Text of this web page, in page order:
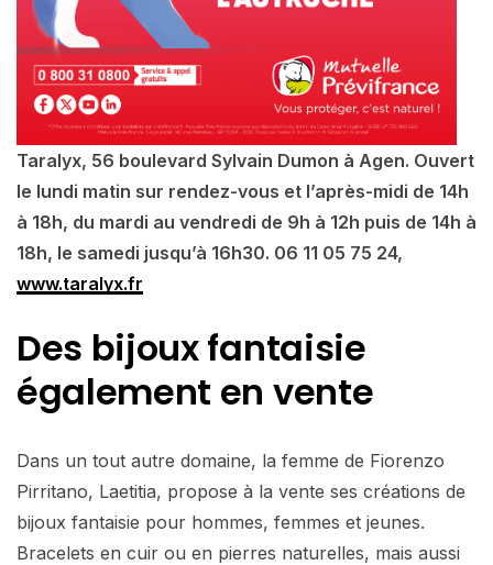
Taralyx, 56 boulevard Sylvain Dumon à Agen. Ouvert
le lundi matin sur rendez-vous et l’après-midi de 14h
à 18h, du mardi au vendredi de 9h à 12h puis de 14h à
18h, le samedi jusqu’à 16h30. 06 11 05 75 24,
www.taralyx.fr
Des bijoux fantaisie
également en vente
Dans un tout autre domaine, la femme de Fiorenzo
Pirritano, Laetitia, propose à la vente ses créations de
bijoux fantaisie pour hommes, femmes et jeunes.
Bracelets en cuir ou en pierres naturelles, mais aussi